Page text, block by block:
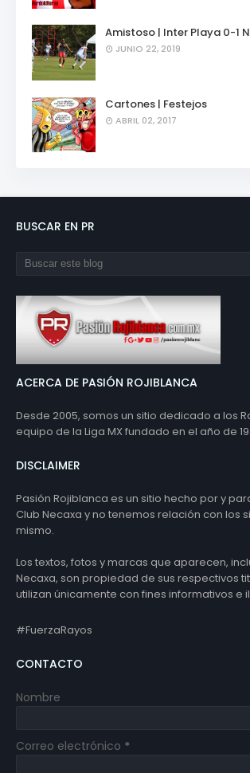
Amistoso | Inter Playa 0-1
JUNIO 22, 2019
Cartones | Festejos
ABRIL 02, 2017
BUSCAR EN PR
ACERCA DE PASIÓN ROJIBLANCA
Desde 2005, somos un sitio dedicado a los
equipo de la Liga MX fundado en el año de
DISCLAIMER
Pasión Rojiblanca es un sitio hecho por y
Club Necaxa y no tenemos relación con los
mismo.
Los textos, fotos y marcas que aparecen,
Necaxa, son propiedad de sus respectivos
utilizan únicamente con fines informativos e
#FuerzaRayos
CONTACTO
Nombre
Correo electrónico *